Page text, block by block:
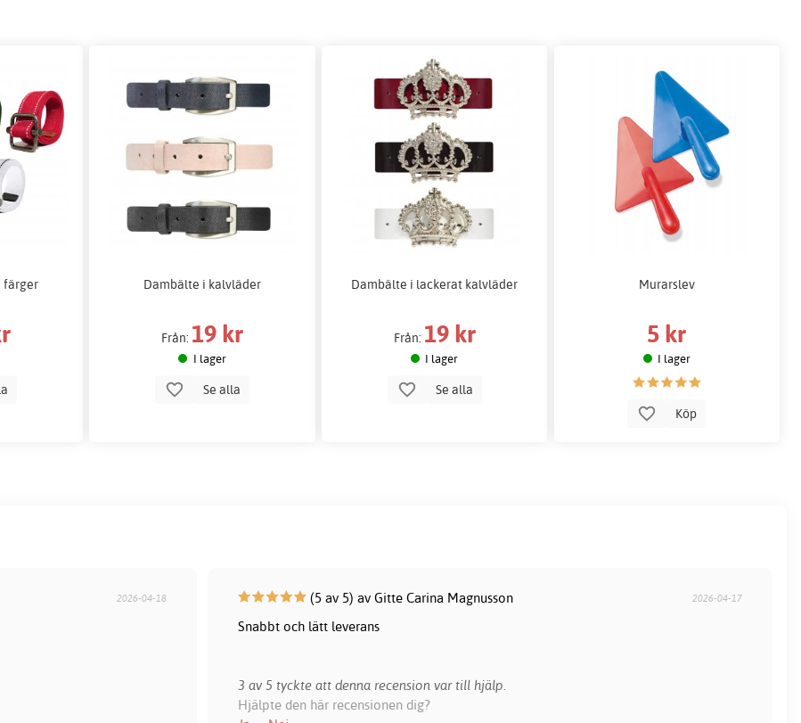
färger Dambälte i kalvläder
Från: 19 kr
I lager
Se alla
Dambälte i lackerat kalvläder
Från: 19 kr
I lager
Se alla
Murarslev
5 kr
I lager
Köp
2026-04-18 (5 av 5) av Gitte Carina Magnusson 2026-04-17
Snabbt och lätt leverans
3 av 5 tyckte att denna recension var till hjälp.
Hjälpte den här recensionen dig?